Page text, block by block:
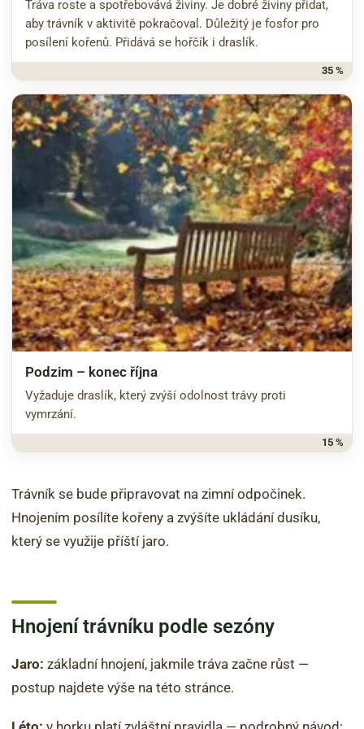
Tráva roste a spotřebovává živiny. Je dobré živiny přidat,
aby trávník v aktivitě pokračoval. Důležitý je fosfor pro
posílení kořenů. Přidává se hořčík i draslík.
35 %
Podzim – konec října
Vyžaduje draslík, který zvýší odolnost trávy proti
vymrzání.
15 %
Trávník se bude připravovat na zimní odpočinek.
Hnojením posílíte kořeny a zvýšíte ukládání dusíku,
který se využije příští jaro.
Hnojení trávníku podle sezóny
Jaro: základní hnojení, jakmile tráva začne růst —
postup najdete výše na této stránce.